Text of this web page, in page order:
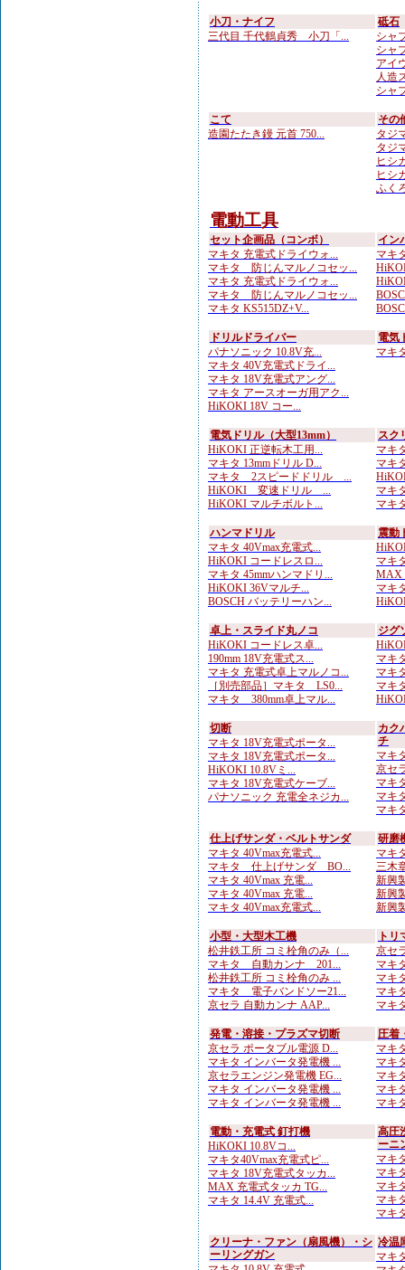
小刀・ナイフ
三代目 千代鶴貞秀 小刀「...
砥石
シャ
シャ
アイ
人造
シャ
こて
造園たたき鏝 元首 750...
その
タジ
タジ
ヒシ
ヒシ
ふく
電動工具
セット企画品（コンボ）
マキタ 充電式ドライウォ...
マキタ 防じんマルノコセッ...
マキタ 充電式ドライウォ...
マキタ 防じんマルノコセッ...
マキタ KS515DZ+V...
イン
マキ
ドリルドライバー
パナソニック 10.8V充...
マキタ 40V充電式ドライ...
マキタ 18V充電式アング...
マキタ アースオーガ用アク...
HiKOKI 18V コー...
電気
マキ
電気ドリル（大型13mm）
HiKOKI 正逆転木工用...
マキタ 13mmドリル D...
マキタ 2スピードドリル ...
HiKOKI 変速ドリル ...
HiKOKI マルチボルト...
スク
マキ
マキ
マキ
マキ
ハンマドリル
マキタ 40Vmax充電式...
HiKOKI コードレスロ...
マキタ 45mmハンマドリ...
HiKOKI 36Vマルチ...
BOSCH バッテリーハン...
震動
マキ
MAX
マキ
卓上・スライド丸ノコ
HiKOKI コードレス卓...
190mm 18V充電式ス...
マキタ 充電式卓上マルノコ...
［別売部品］マキタ LS0...
マキタ 380mm卓上マル...
ジグ
マキ
マキ
マキ
切断
マキタ 18V充電式ポータ...
マキタ 18V充電式ポータ...
HiKOKI 10.8Vミ...
マキタ 18V充電式ケーブ...
パナソニック 充電全ネジカ...
カク
チ
マキ
京セ
マキ
マキ
マキ
仕上げサンダ・ベルトサンダ
マキタ 40Vmax充電式...
マキタ 仕上げサンダ BO...
マキタ 40Vmax 充電...
マキタ 40Vmax 充電...
マキタ 40Vmax充電式...
研磨
マキ
三木
新興
新興
新興
小型・大型木工機
松井鉄工所 コミ栓角のみ（...
マキタ 自動カンナ 201...
松井鉄工所 コミ栓角のみ ...
マキタ 電子バンドソー21...
京セラ 自動カンナ AAP...
トリ
京セ
マキ
マキ
マキ
マキ
発電・溶接・プラズマ切断
京セラ ポータブル電源 D...
マキタ インバータ発電機 ...
京セラエンジン発電機 EG...
マキタ インバータ発電機 ...
マキタ インバータ発電機 ...
圧着
マキ
マキ
マキ
マキ
マキ
電動・充電式 釘打機
HiKOKI 10.8Vコ...
マキタ40Vmax充電式ピ...
マキタ 18V充電式タッカ...
MAX 充電式タッカ TG...
マキタ 14.4V 充電式...
高圧
ーニ
マキ
マキ
マキ
マキ
マキ
クリーナ・ファン（扇風機）・シ
ーリングガン
冷温
マキ